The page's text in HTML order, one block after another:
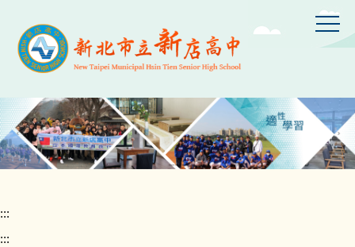
主
容
區
:::
:::